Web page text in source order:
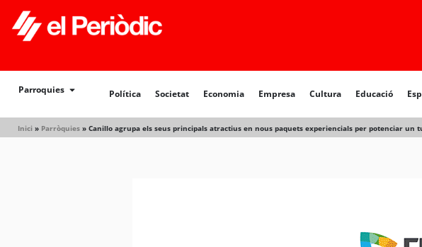
Parroquies Política Societat Economia Empresa Cultura Educació
Inici » Parròquies » Canillo agrupa els seus principals atractius en nous paquets experiencials per potenciar un
Política Societat